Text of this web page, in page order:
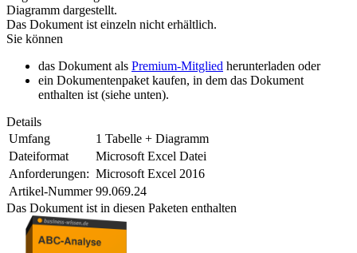
Diagramm dargestellt.
Das Dokument ist einzeln nicht erhältlich.
Sie können
das Dokument als Premium-Mitglied herunterladen oder
ein Dokumentenpaket kaufen, in dem das Dokument
enthalten ist (siehe unten).
Details
Umfang
1 Tabelle + Diagramm
Dateiformat
Microsoft Excel Datei
Anforderungen: Microsoft Excel 2016
Artikel-Nummer 99.069.24
Das Dokument ist in diesen Paketen enthalten